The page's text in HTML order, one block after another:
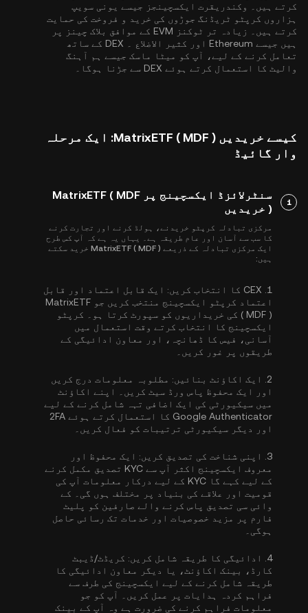
کرتے ہیں۔ وکندریقرت ایکسچینجز جیسے یونی سویپ
ہزاروں کرپٹو ٹریڈنگ جوڑوں کی خرید و فروخت کی حمایت
کرتے ہیں۔ زیادہ تر ٹوکنز EVM کے موافق بلاک چینز پر
ہیں جیسے Ethereum اور کثیر الاضلاع
۔ DEX کے ساتھ
تعامل کرنے کے لیے، آپ کو میٹا ماسک جیسے ہم آہنگ
والیٹ کا استعمال کرتے ہوئے DEX سے جڑنا ہوگا۔
کیسے خریدیں MatrixETF ( MDF ): ایک مرحلہ
وار گائیڈ
1
سنٹرلائزڈ ایکسچینج پر MatrixETF ( MDF
) خریدیں
مرکزی تبادلہ کرپٹو خریدنے، ہولڈ کرنے اور تجارت کرنے
کا سب سے آسان اور عام طریقہ ہے۔ یہاں یہ ہے کہ آپ کس طرح
ایک مرکزی تبادلہ کے ذریعے MatrixETF ( MDF ) خرید سکتے
ہیں:
1. CEX کا انتخاب کریں:
ایک قابل اعتماد اور قابل
اعتماد کرپٹو ایکسچینج منتخب کریں جو MatrixETF
( MDF ) کی خریداریوں کو سپورٹ کرتا ہو۔ کرپٹو
ایکسچینج کا انتخاب کرتے وقت استعمال میں
آسانی، فیس کا ڈھانچہ، اور معاون ادائیگی کے
طریقوں پر غور کریں۔
2. ایک اکاؤنٹ بنائیں: مطلوبہ معلومات درج کریں
اور ایک محفوظ پاس ورڈ سیٹ کریں۔ اپنے اکاؤنٹ
میں سیکیورٹی کی ایک اضافی تہہ شامل کرنے کے لیے
Google Authenticator کا استعمال کرتے ہوئے 2FA
اور دیگر سیکیورٹی ترتیبات کو فعال کریں۔
3. اپنی شناخت کی تصدیق کریں: ایک محفوظ اور
معروف ایکسچینج اکثر آپ سے
KYC تصدیق مکمل کرنے
کے لیے کہے گا
KYC کے لیے درکار معلومات آپ کی
قومیت اور علاقے کی بنیاد پر مختلف ہوں گی۔ کے
وائی سی تصدیق پاس کرنے والے صارفین کو پلیٹ
فارم پر مزید خصوصیات اور خدمات تک رسائی حاصل
ہوگی۔
4. ادائیگی کا طریقہ شامل کریں: کریڈٹ/ڈیبٹ
کارڈ، بینک اکاؤنٹ، یا دیگر معاون ادائیگی کا
طریقہ شامل کرنے کے لیے ایکسچینج کی طرف سے
فراہم کردہ ہدایات پر عمل کریں۔ آپ کو جو
معلومات فراہم کرنے کی ضرورت ہے وہ آپ کے بینک